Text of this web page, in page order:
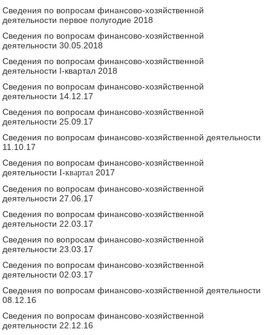
Сведения по вопросам финансово-хозяйственной
деятельности первое полугодие 2018
Сведения по вопросам финансово-хозяйственной
деятельности 30.05.2018
Сведения по вопросам финансово-хозяйственной
деятельности I-квартал 2018
Сведения по вопросам финансово-хозяйственной
деятельности 14.12.17
Сведения по вопросам финансово-хозяйственной
деятельности 25.09.17
Сведения по вопросам финансово-хозяйственной деятельности
11.10.17
Сведения по вопросам финансово-хозяйственной
деятельности I-квартал 2017
Сведения по вопросам финансово-хозяйственной
деятельности 27.06.17
Сведения по вопросам финансово-хозяйственной
деятельности 22.03.17
Сведения по вопросам финансово-хозяйственной
деятельности 23.03.17
Сведения по вопросам финансово-хозяйственной
деятельности 02.03.17
Сведения по вопросам финансово-хозяйственной деятельности
08.12.16
Сведения по вопросам финансово-хозяйственной
деятельности 22.12.16